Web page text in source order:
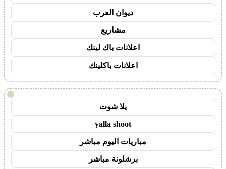
ديوان العرب
مشاريع
اعلانات باك لينك
اعلانات باكلينك
!
يلا شوت
yalla shoot
مباريات اليوم مباشر
برشلونة مباشر